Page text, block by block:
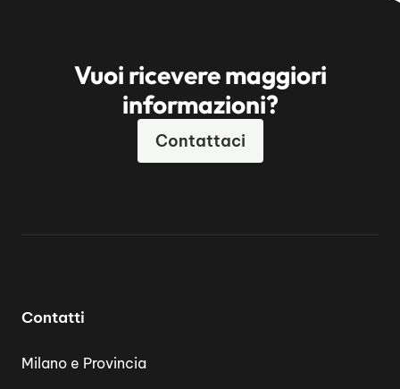
Vuoi ricevere maggiori
informazioni?
Contattaci
Contatti
Milano e Provincia